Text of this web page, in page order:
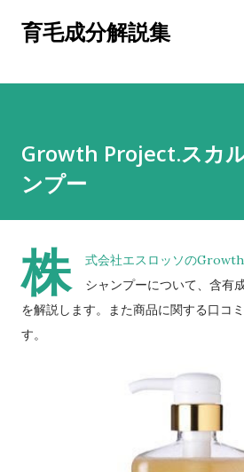
スキップしてメイン コンテ
育毛成分解説集
Growth Project.スカ
ンプー
株
式会社エスロッソの
シャンプーについて、含有
を解説します。また商品に関する口コ
す。